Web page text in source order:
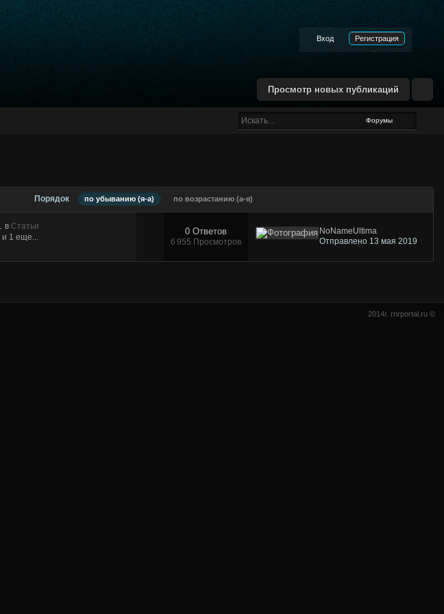
Вход Регистрация
Просмотр новых публикаций
Форумы
Порядок по убыванию (я-а) по возрастанию (а-я)
в Статьи
и 1 еще...
0 Ответов
6 955 Просмотров
NoNameUltima
Отправлено 13 мая 2019
2014г. rnrportal.ru ©